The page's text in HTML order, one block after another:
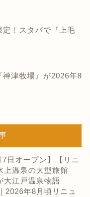
定！スタバで『上毛
神津牧場』が2026年8
7日オープン】【リニ
上温泉の大型旅館
大江戸温泉物語
2026年8月頃リニュ